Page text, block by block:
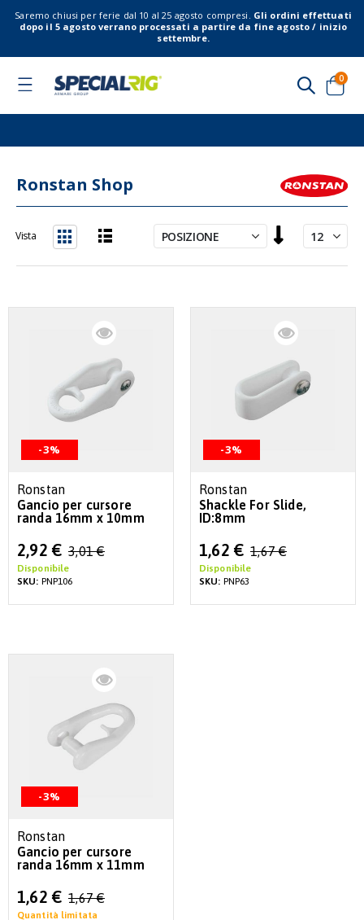
Saremo chiusi per ferie dal 10 al 25 agosto compresi. Gli ordini effettuati
dopo il 5 agosto verrano processati a partire da fine agosto / inizio
settembre.
Toggle
Cart
0
Ronstan Shop
la
direzione
Vista
-3%
Ronstan
Gancio per cursore
randa 16mm x 10mm
Special
Price
2,92 € 3,01 €
Disponibile
SKU: PNP106
-3%
Ronstan
Shackle For Slide,
ID:8mm
Special
Price
1,62 € 1,67 €
Disponibile
SKU: PNP63
-3%
Ronstan
Gancio per cursore
randa 16mm x 11mm
Special
Price
1,62 € 1,67 €
Quantità limitata